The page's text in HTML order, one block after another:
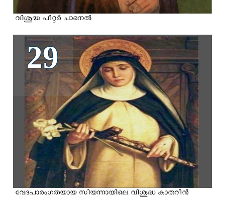
വിശുദ്ധ പീറ്റര്‍ ചാനെല്‍
29
വേദപാരംഗതയായ സിയന്നായിലെ വിശുദ്ധ കാതറീന്‍